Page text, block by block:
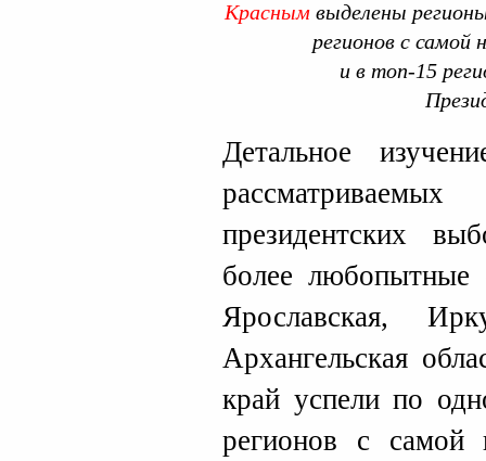
Красным выделены
регионов с самой
и в топ-15
Детальное
президентских
более
Ярославская,
Архангельская
край успели по
регионов с самой